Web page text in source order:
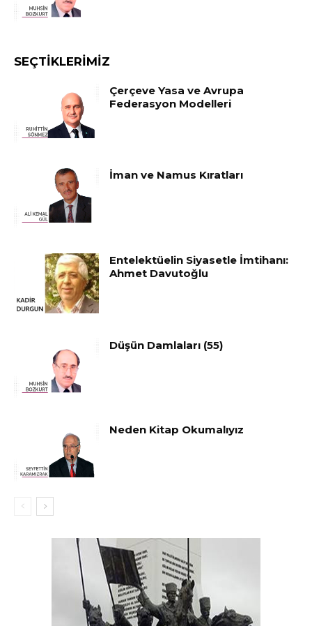
SEÇTIKLERIMIZ
Çerçeve Yasa ve Avrupa
Federasyon Modelleri
İman ve Namus Kıratları
Entelektüelin Siyasetle İmtihanı:
Ahmet Davutoğlu
Düşün Damlaları (55)
Neden Kitap Okumalıyız